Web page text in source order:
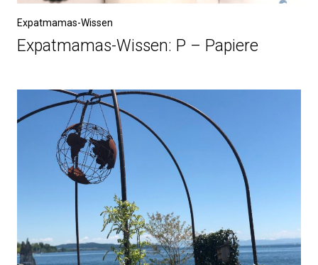
Expatmamas-Wissen
Expatmamas-Wissen: P – Papiere